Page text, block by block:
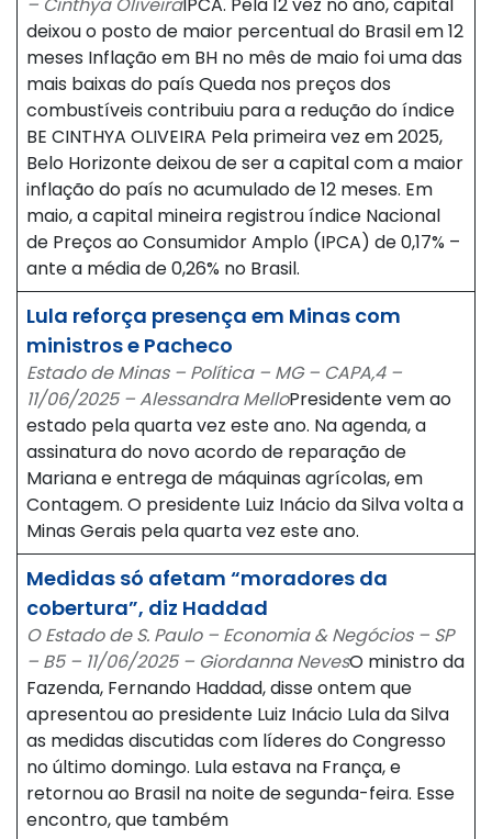
deixou o posto de maior percentual do Brasil em 12
meses Inflação em BH no mês de maio foi uma das
mais baixas do país Queda nos preços dos
combustíveis contribuiu para a redução do índice
BE CINTHYA OLIVEIRA Pela primeira vez em 2025,
Belo Horizonte deixou de ser a capital com a maior
inflação do país no acumulado de 12 meses. Em
maio, a capital mineira registrou índice Nacional
de Preços ao Consumidor Amplo (IPCA) de 0,17% –
ante a média de 0,26% no Brasil.
Lula reforça presença em Minas com
ministros e Pacheco
Estado de Minas – Política – MG – CAPA,4 –
11/06/2025 – Alessandra MelloPresidente vem ao
estado pela quarta vez este ano. Na agenda, a
assinatura do novo acordo de reparação de
Mariana e entrega de máquinas agrícolas, em
Contagem. O presidente Luiz Inácio da Silva volta a
Minas Gerais pela quarta vez este ano.
Medidas só afetam “moradores da
cobertura”, diz Haddad
O Estado de S. Paulo – Economia & Negócios – SP
– B5 – 11/06/2025 – Giordanna NevesO ministro da
Fazenda, Fernando Haddad, disse ontem que
apresentou ao presidente Luiz Inácio Lula da Silva
as medidas discutidas com líderes do Congresso
no último domingo. Lula estava na França, e
retornou ao Brasil na noite de segunda-feira. Esse
encontro, que também